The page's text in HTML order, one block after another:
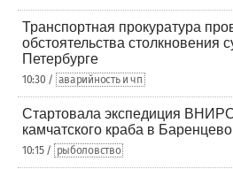
Транспортная прокуратура
обстоятельства столкновения
Петербурге
10:30 / аварийность и чп
Стартовала экспедиция
камчатского краба в
10:15 / рыболовство